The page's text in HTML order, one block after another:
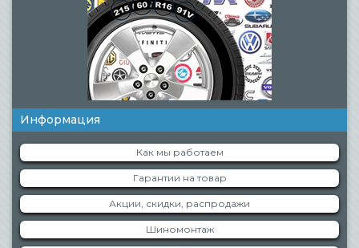
Информация
Как мы работаем
Гарантии на товар
Акции, скидки, распродажи
Шиномонтаж